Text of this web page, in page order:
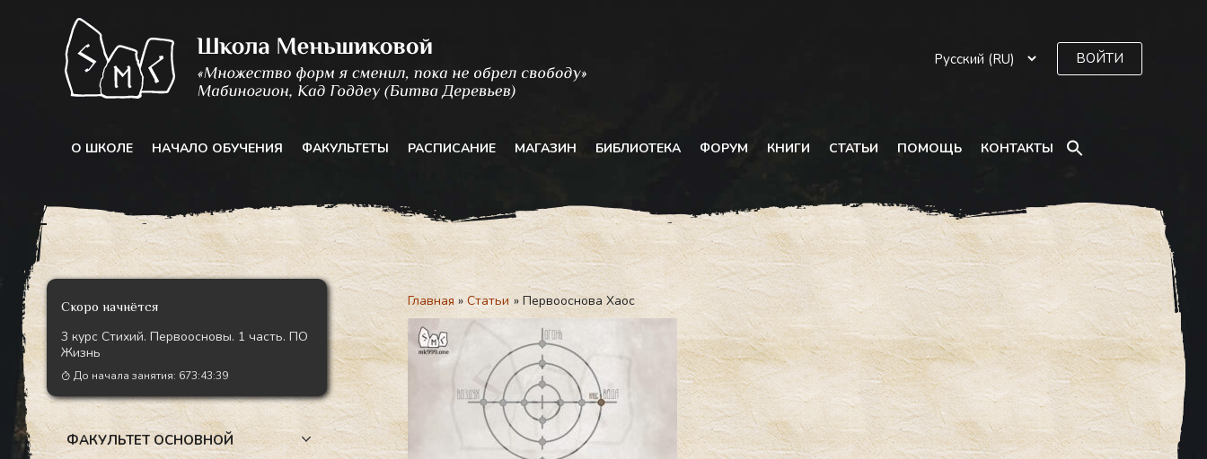
содержимому
ВОЙТИ
О ШКОЛЕ НАЧАЛО ОБУЧЕНИЯ ФАКУЛЬТЕТЫ РАСПИСАНИЕ МАГАЗИН БИБЛИОТЕКА ФОРУМ КНИГИ СТАТЬИ ПОМОЩЬ КОНТАКТЫ
Скоро начнётся
3 курс Стихий. Первоосновы. 1 часть. ПО
Жизнь
До начала занятия: 673:43:37
ФАКУЛЬТЕТ ОСНОВНОЙ
Главная Статьи Первооснова Хаос